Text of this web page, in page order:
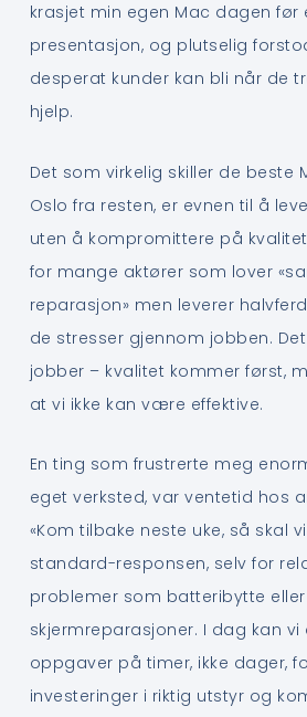
krasjet min egen Mac dagen før
presentasjon, og plutselig
desperat kunder kan bli når de
hjelp.
Det som virkelig skiller de beste
Oslo fra resten, er evnen til å
uten å kompromittere på
for mange aktører som lover
reparasjon» men leverer
de stresser gjennom jobben. Det
jobber – kvalitet kommer først,
at vi ikke kan være effektive.
En ting som frustrerte meg
eget verksted, var ventetid hos
«Kom tilbake neste uke, så skal
standard-responsen, selv for
problemer som batteribytte eller
skjermreparasjoner. I dag kan vi
oppgaver på timer, ikke dager,
investeringer i riktig utstyr og